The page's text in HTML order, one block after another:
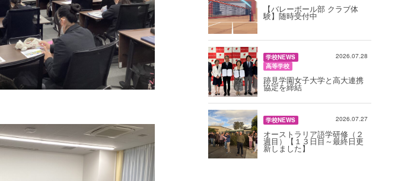
【バレーボール部 クラブ体
験】随時受付中
学校NEWS
高等学校
2026.07.28
跡見学園女子大学と高大連携
協定を締結
学校NEWS 2026.07.27
オーストラリア語学研修（２
週目）【１３日目～最終日更
新しました】